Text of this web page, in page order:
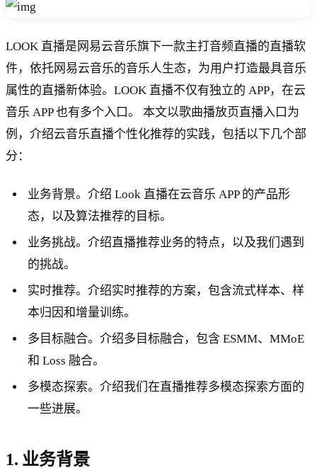
LOOK 直播是网易云音乐旗下一款主打音频直播的直播软
件，依托网易云音乐的音乐人生态，为用户打造最具音乐
属性的直播新体验。LOOK 直播不仅有独立的 APP，在云
音乐 APP 也有多个入口。 本文以歌曲播放页直播入口为
例，介绍云音乐直播个性化推荐的实践，包括以下几个部
分：
业务背景。介绍 Look 直播在云音乐 APP 的产品形
态，以及算法推荐的目标。
业务挑战。介绍直播推荐业务的特点，以及我们遇到
的挑战。
实时推荐。介绍实时推荐的方案，包含流式样本、样
本归因和增量训练。
多目标融合。介绍多目标融合，包含 ESMM、MMoE
和 Loss 融合。
多模态探索。介绍我们在直播推荐多模态探索方面的
一些进展。
1. 业务背景